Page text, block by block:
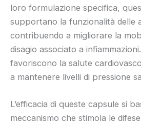
loro formulazione specifica,
supportano la funzionalità delle
contribuendo a migliorare la
disagio associato a
favoriscono la salute
a mantenere livelli di pressione
L’efficacia di queste capsule si
meccanismo che stimola le